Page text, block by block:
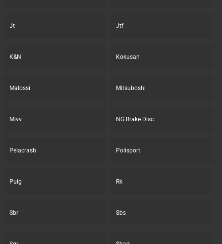
Jt Jtf
K&N Kokusan
Malossi Mitsuboshi
Mivv NG Brake Disc
Pelacrash Polisport
Puig Rk
Sbr Sbs